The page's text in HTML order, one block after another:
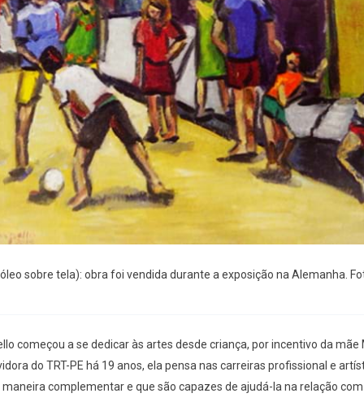
sobre tela): obra foi vendida durante a exposição na Alemanha.
começou a se dedicar às artes desde criança, por incentivo da mãe
do TRT-PE há 19 anos, ela pensa nas carreiras profissional e
complementar e que são capazes de ajudá-la na relação